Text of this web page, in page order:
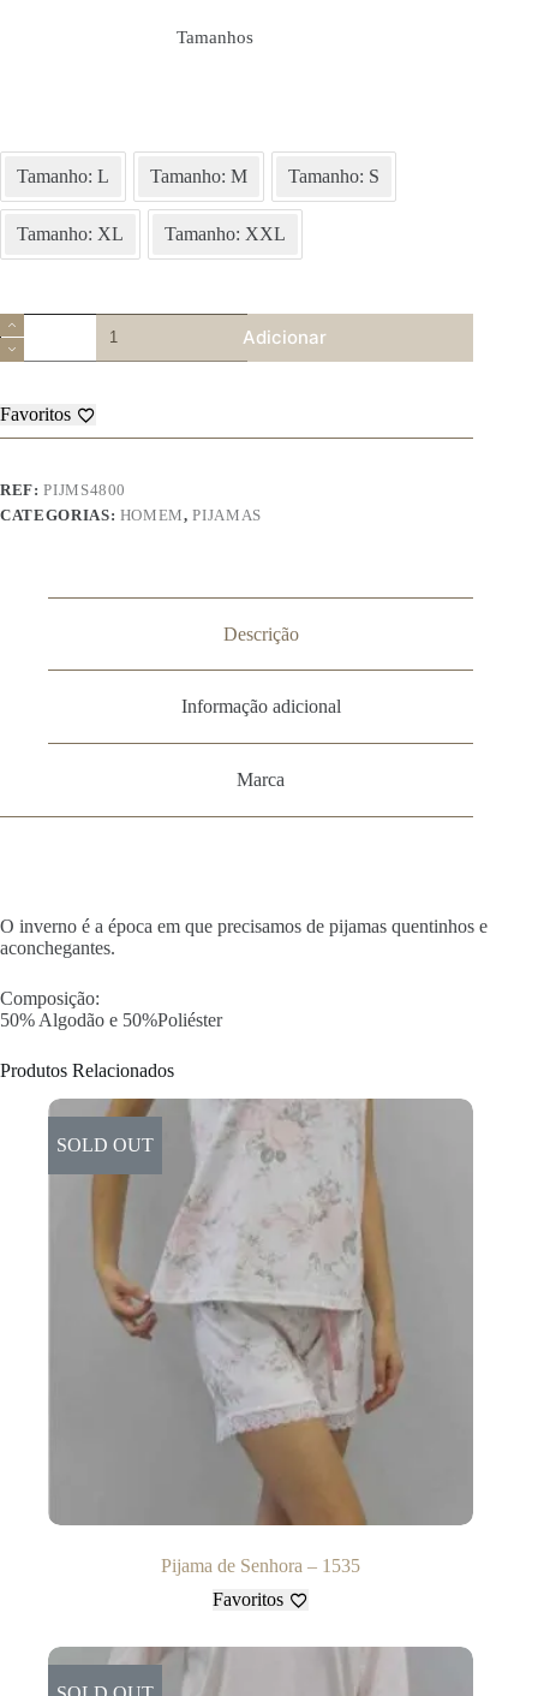
Tamanhos
Tamanho: L Tamanho: M Tamanho: S
Tamanho: XL Tamanho: XXL
Quantidade
de
Pijama
Homem
–
MS4800
Adicionar
Favoritos
REF:PIJMS4800
CATEGORIAS: HOMEM,PIJAMAS
Descrição
Informação adicional
Marca
O inverno é a época em que precisamos de pijamas quentinhos e
aconchegantes.
Composição:
50% Algodão e 50%Poliéster
Produtos Relacionados
SOLD OUT
Pijama de Senhora – 1535
Favoritos